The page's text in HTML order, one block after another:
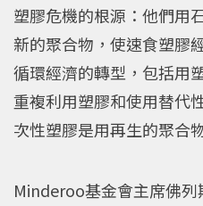
塑膠危機的根源：他們用
新的聚合物，使速食塑膠
循環經濟的轉型，包括用
重複利用塑膠和使用替代
次性塑膠是用再生的聚合
Minderoo基金會主席佛